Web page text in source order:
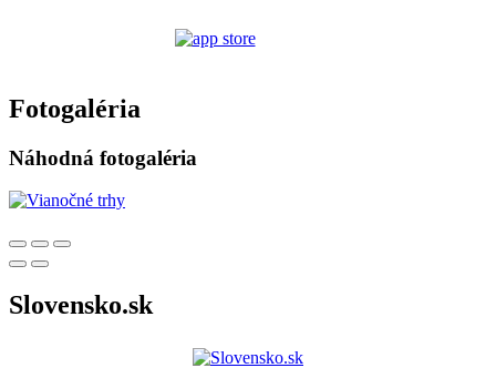
Fotogaléria
Náhodná fotogaléria
Slovensko.sk